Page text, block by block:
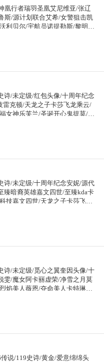
琪亚娜 至臻塞纳 至臻亚
臻幸德拉 至臻月氏骑士塞纳
凰行者瑞羽圣凰艾尼维亚/张辽
斯/源计划联合艾希/女警狙击凯
利贝尔/宇航员诺提勒斯/黎明使
/五杀摇滚键盘手娑娜/掠星魔刃
之锤波比/孤高游侠盖伦/黑帮
安娜/地下都市梦魇崔斯特/弗拉
卡萨丁/冰壶选手维迦/永恒之
诗/未定级/红包头像/十周年纪念
克顿/天龙之子卡莎飞龙乘云/
女神乐芙兰/圣诞开心鬼提莫/圣
了”/胡桃夹子萨科/平安夜女神
雪节辛吉德/冰雪节格雷福斯/
冠军之刃锐雯2016/暗杀星努努
安/胜利机器人布里茨/胜利女神
暴天使凯尔/惊悚派对费德提
迦勒凯尔/源计划林易/驯龙炮手
斯/双重冰晶艾尼维亚/黯晶凤凰
/苹果机器人布里茨/地狱行者
犬内瑟斯/腥红之月鬼武姬阿卡
主播德莱文/黑夜使者亚索/天
阿木木/熔火之心拉莫斯/贵族
刃艾瑞莉娅/海克斯科技迦娜/
前线斯维因/抵抗军天使凯特琳/
琳娜/蓝焰梦魔魔腾/死亡绽放
/屠龙勇士薇恩/苍穹之光薇恩/
神之力乌迪尔/血色之锤波比/飞
阳蕾欧娜/至高君王玛尔扎哈/深
辛德拉/亚特兰蒂斯辛德拉/野
诗/未定级/十周年纪念安妮/源代
臻暗裔英雄嘉文四世/至臻kda卡
技嘉文四世/天龙之子卡莎飞龙
净雪之月莫甘娜冬虹/龙的传人
心鬼提莫/圣诞狂欢努努和威朗
娑娜/喜庆之树茂凯/雪默丁格/
矛卡莉丝塔/冠军之隐劫/fnatic
剑圣易/胜利女神菲奥娜/胜利之
魔腾/魅惑女巫迦娜/魅惑女巫
里克/波比的巧克力工坊/都铎
/海之歌艾希/警用试作体k9内瑟
/血石领主弗拉基米尔/墨之影武
丝塔娜/合金巨兽努努和威朗普/
弗拉基米尔/圣光审判凯尔/天人
诗/未定级/觅心之翼奎因头像/十
雯/魔女阿卡丽虚荣/净雪之月莫
焰美人薇恩/夺命美人卡特琳娜/
普/sktt1婕拉/ssw辛吉德/sktt1
茨/胜利凤凰艾尼维亚/胜利之王
费德提克/死亡誓约劫/泳池派
亨蒙多/电玩女神娑娜/最终
说/119史诗/黄金/爱意绵绵头